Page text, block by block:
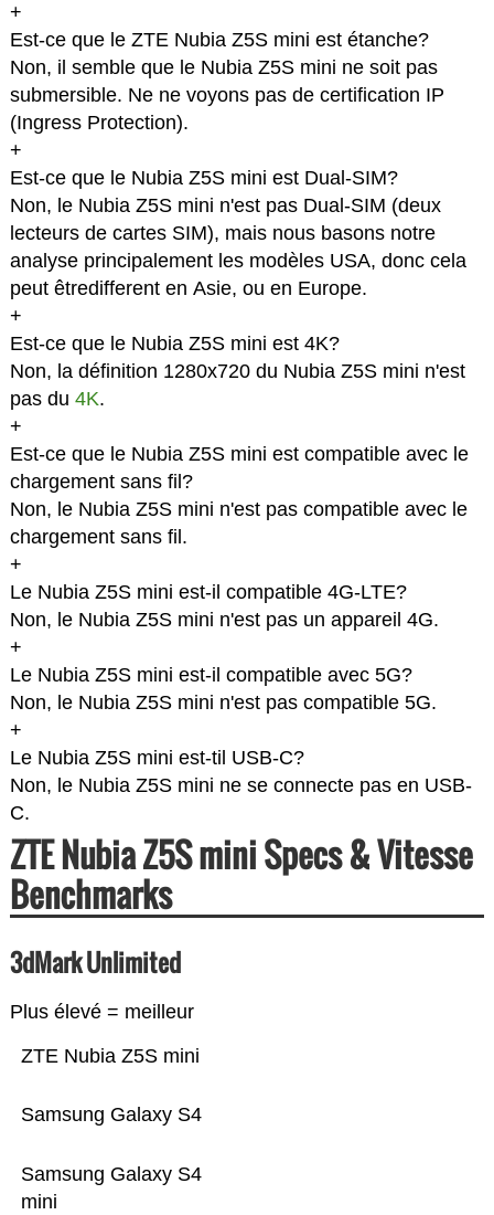
+
Est-ce que le ZTE Nubia Z5S mini est étanche?
Non, il semble que le Nubia Z5S mini ne soit pas
submersible. Ne ne voyons pas de certification IP
(Ingress Protection).
+
Est-ce que le Nubia Z5S mini est Dual-SIM?
Non, le Nubia Z5S mini n'est pas Dual-SIM (deux
lecteurs de cartes SIM), mais nous basons notre
analyse principalement les modèles USA, donc cela
peut êtredifferent en Asie, ou en Europe.
+
Est-ce que le Nubia Z5S mini est 4K?
Non, la définition 1280x720 du Nubia Z5S mini n'est
pas du 4K.
+
Est-ce que le Nubia Z5S mini est compatible avec le
chargement sans fil?
Non, le Nubia Z5S mini n'est pas compatible avec le
chargement sans fil.
+
Le Nubia Z5S mini est-il compatible 4G-LTE?
Non, le Nubia Z5S mini n'est pas un appareil 4G.
+
Le Nubia Z5S mini est-il compatible avec 5G?
Non, le Nubia Z5S mini n'est pas compatible 5G.
+
Le Nubia Z5S mini est-til USB-C?
Non, le Nubia Z5S mini ne se connecte pas en USB-
C.
ZTE Nubia Z5S mini Specs & Vitesse
Benchmarks
3dMark Unlimited
Plus élevé = meilleur
Samsung Galaxy S4
mini
Samsung Galaxy S4
ZTE Nubia Z5S mini